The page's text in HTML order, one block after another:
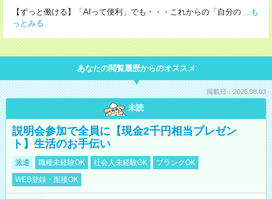
【ずっと働ける】「AIって便利」でも・・・これからの「自分の ...も
っとみる
あなたの閲覧履歴からのオススメ
掲載日：2026.08.03
未読
説明会参加で全員に【現金2千円相当プレゼン
ト】生活のお手伝い
派遣 職種未経験OK 社会人未経験OK
ブランクOK
WEB登録・面接OK